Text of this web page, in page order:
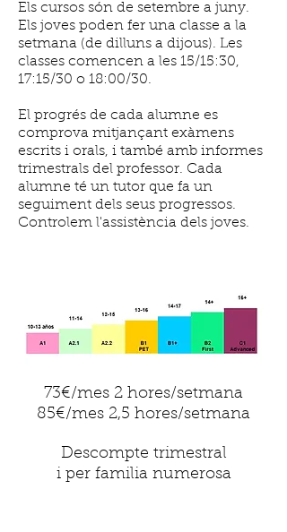
Els cursos són de setembre a juny.
Els joves poden fer una classe a la
setmana (de dilluns a dijous). Les
classes comencen a les 15/15:30,
17:15/30 o 18:00/30.
El progrés de cada alumne es
comprova mitjançant exàmens
escrits i orals, i també amb informes
trimestrals del professor. Cada
alumne té un tutor que fa un
seguiment dels seus progressos.
Controlem l'assistència dels joves.
73€/mes 2 hores/setmana
85€/mes 2,5 hores/setmana
Descompte trimestral
i per familia numerosa